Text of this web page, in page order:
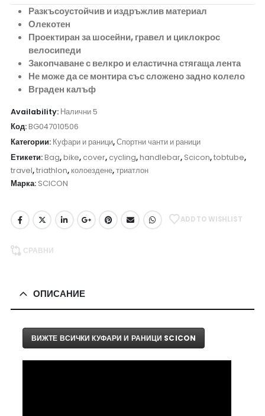
Разкъсоустойчив и издръжлив материал
Олекотен
Проектиран за шосейни, гравел и циклокрос
велосипеди
Закопчаване с велкро и еластична стягаща лента
Не може да се монтира със сложено задно колело
Вграден калъф
Availability: Налични 5
Код:BG047010506
Категории: Куфари и раници,Спортни чанти и раници
Етикети:Bag,bike, cover, cycling,handlebar, Scicon,tobtube,
travel,triathlon, колоездене,триатлон
Марка: SCICON
ADD TO WISHLIST
СРАВНИ
ОПИСАНИЕ
ВИЖТЕ ВСИЧКИ КУФАРИ И РАНИЦИ SCICON